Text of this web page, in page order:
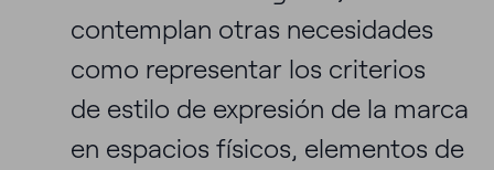
contemplan otras necesidades
como representar los criterios
de estilo de expresión de la marca
en espacios físicos, elementos de